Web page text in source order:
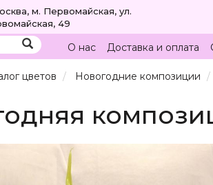
м. Первомайская, ул.
49
О нас Доставка и оплата
цветов Новогодние композиции